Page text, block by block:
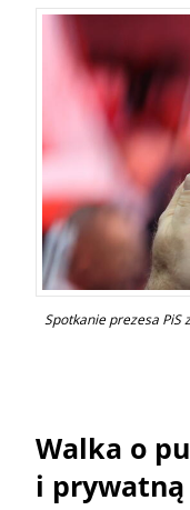
Spotkanie prezesa PiS
Walka o
i